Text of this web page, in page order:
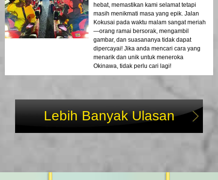
hebat, memastikan kami selamat tetapi
masih menikmati masa yang epik. Jalan
Kokusai pada waktu malam sangat meriah
—orang ramai bersorak, mengambil
gambar, dan suasananya tidak dapat
dipercayai! Jika anda mencari cara yang
menarik dan unik untuk meneroka
Okinawa, tidak perlu cari lagi!
Lebih Banyak Ulasan